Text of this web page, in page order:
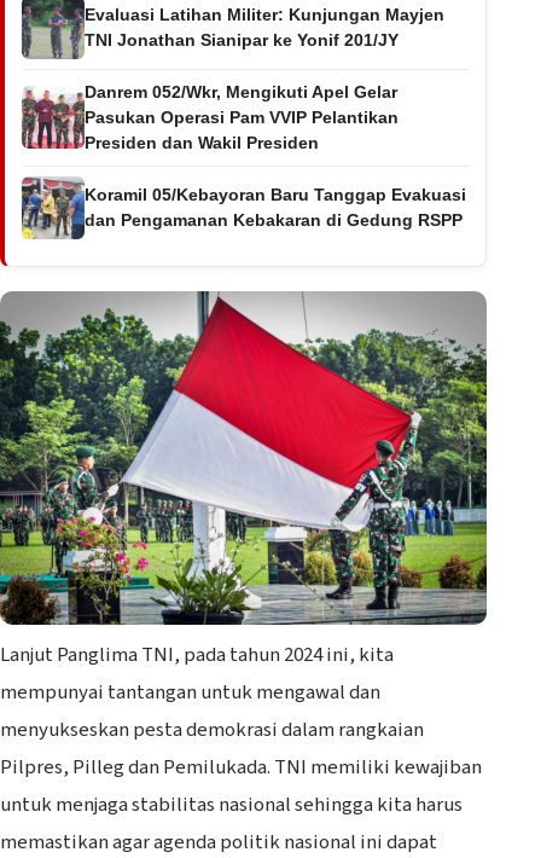
Evaluasi Latihan Militer: Kunjungan Mayjen
TNI Jonathan Sianipar ke Yonif 201/JY
Danrem 052/Wkr, Mengikuti Apel Gelar
Pasukan Operasi Pam VVIP Pelantikan
Presiden dan Wakil Presiden
Koramil 05/Kebayoran Baru Tanggap Evakuasi
dan Pengamanan Kebakaran di Gedung RSPP
Lanjut Panglima TNI, pada tahun 2024 ini, kita
mempunyai tantangan untuk mengawal dan
menyukseskan pesta demokrasi dalam rangkaian
Pilpres, Pilleg dan Pemilukada. TNI memiliki kewajiban
untuk menjaga stabilitas nasional sehingga kita harus
memastikan agar agenda politik nasional ini dapat